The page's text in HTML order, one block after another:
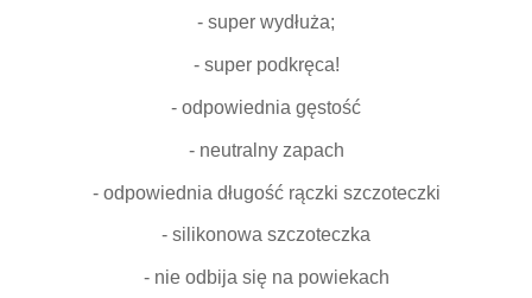
- super wydłuża;
- super podkręca!
- odpowiednia gęstość
- neutralny zapach
- odpowiednia długość rączki szczoteczki
- silikonowa szczoteczka
- nie odbija się na powiekach